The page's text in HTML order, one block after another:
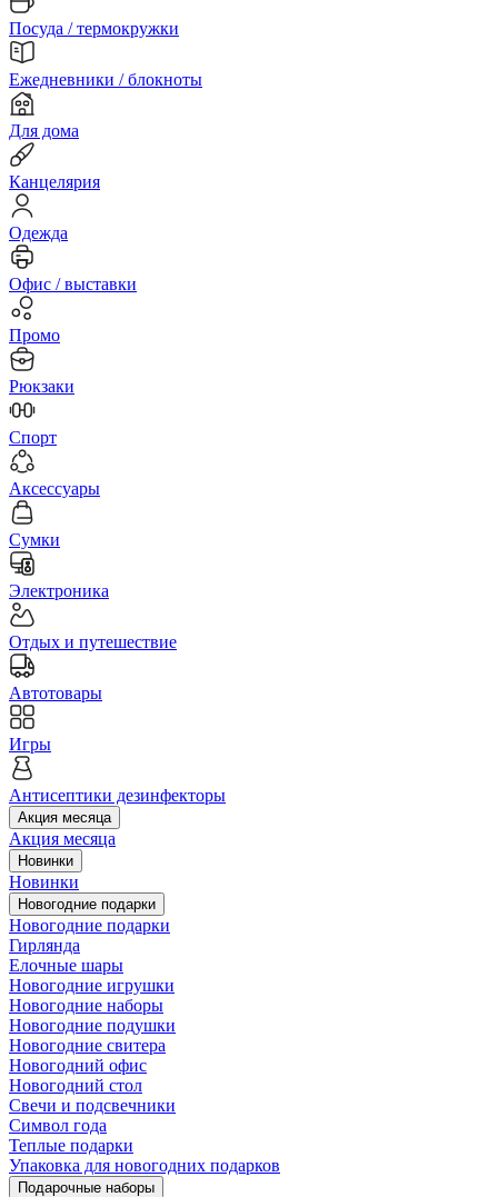
Посуда / термокружки
Ежедневники / блокноты
Для дома
Канцелярия
Одежда
Офис / выставки
Промо
Рюкзаки
Спорт
Аксессуары
Сумки
Электроника
Отдых и путешествие
Автотовары
Игры
Антисептики дезинфекторы
Акция месяца
Акция месяца
Новинки
Новинки
Новогодние подарки
Новогодние подарки
Гирлянда
Елочные шары
Новогодние игрушки
Новогодние наборы
Новогодние подушки
Новогодние свитера
Новогодний офис
Новогодний стол
Свечи и подсвечники
Символ года
Теплые подарки
Упаковка для новогодних подарков
Подарочные наборы